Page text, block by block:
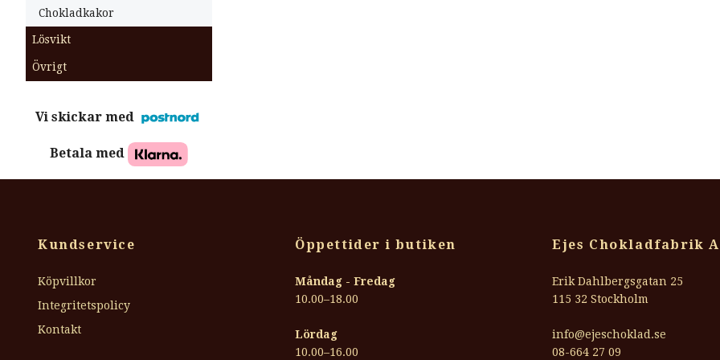
Chokladkakor
Lösvikt
Övrigt
Vi skickar med
Betala med
Kundservice
Köpvillkor
Integritetspolicy
Kontakt
Öppettider i butiken
Måndag - Fredag
10.00–18.00
Lördag
10.00–16.00
Ejes Chokladfabrik
Erik Dahlbergsgatan 25
115 32 Stockholm
info@ejeschoklad.se
08-664 27 09